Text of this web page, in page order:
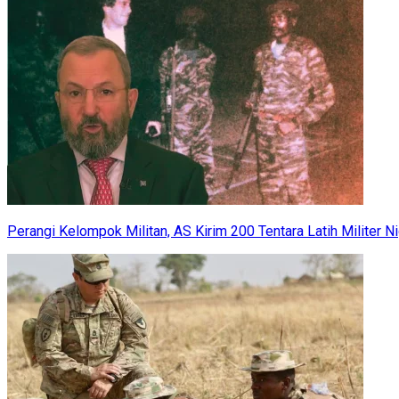
Perangi Kelompok Militan, AS Kirim 200 Tentara Latih Militer